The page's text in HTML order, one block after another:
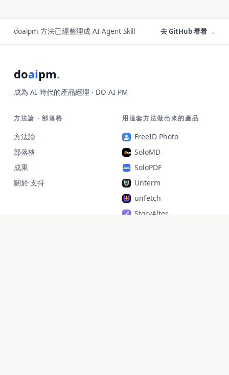
doaipm 方法已經整理成 AI Agent Skill 去 GitHub 看看 →
doaipm.
成為 AI 時代的產品經理 · DO AI PM
方法論 · 部落格
方法論
部落格
成果
關於·支持
用這套方法做出來的產品
FreeID Photo
SoloMD
SoloPDF
Unterm
unfetch
StoryAlter